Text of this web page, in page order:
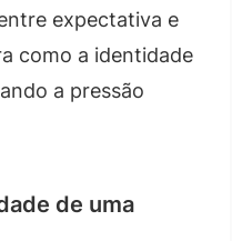
expectativa e
como a identidade
a pressão
de uma